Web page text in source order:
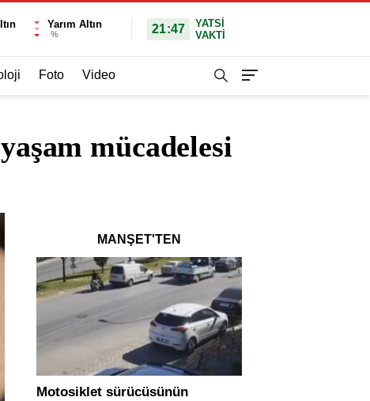
Yarım Altın
% 21:47
YATSI
VAKTİ
Foto Video
mücadelesi
MANŞET'TEN
Motosiklet sürücüsünün